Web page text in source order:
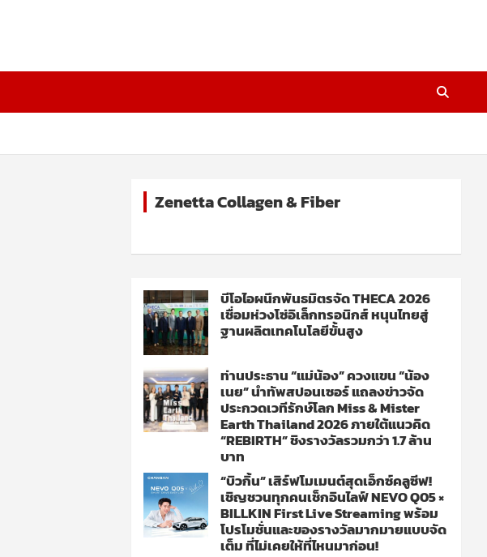
Zenetta Collagen & Fiber
บีโอไอผนึกพันธมิตรจัด THECA 2026
เชื่อมห่วงโซ่อิเล็กทรอนิกส์ หนุนไทยสู่
ฐานผลิตเทคโนโลยีขั้นสูง
ท่านประธาน “แม่น้อง” ควงแขน “น้อง
เนย” นำทัพสปอนเซอร์ แถลงข่าวจัด
ประกวดเวทีรักษ์โลก Miss & Mister
Earth Thailand 2026 ภายใต้แนวคิด
“REBIRTH” ชิงรางวัลรวมกว่า 1.7 ล้าน
บาท
“บิวกิ้น” เสิร์ฟโมเมนต์สุดเอ็กซ์คลูซีฟ!
เชิญชวนทุกคนเช็กอินไลฟ์ NEVO Q05 ×
BILLKIN First Live Streaming พร้อม
โปรโมชั่นและของรางวัลมากมายแบบจัด
เต็ม ที่ไม่เคยให้ที่ไหนมาก่อน!